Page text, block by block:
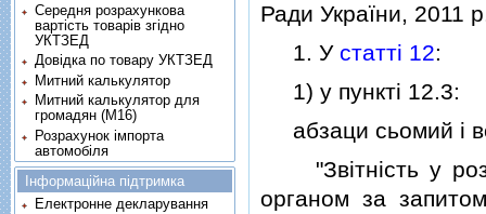
Ради України, 2011
1. У статтi 12:
1) у пунктi 12.3:
абзаци сьомий i
"Звiтнiсть у
органом за
Середня розрахункова
вартість товарів згідно
УКТЗЕД
Довідка по товару УКТЗЕД
Митний калькулятор
Митний калькулятор для
громадян (М16)
Розрахунок імпорта
автомобіля
Інформаційна підтримка
Електронне декларування